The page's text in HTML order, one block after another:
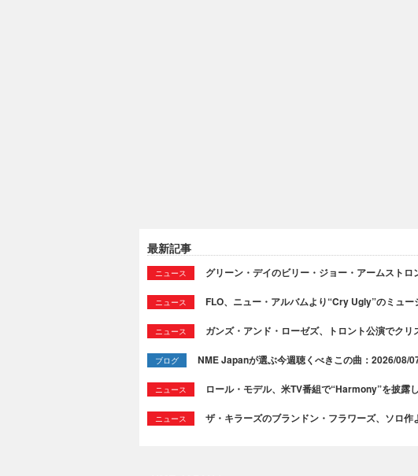
最新記事
ニュース グリーン・デイのビリー・ジョー・アームスト
ニュース FLO、ニュー・アルバムより“Cry Ugly”のミュー
ニュース ガンズ・アンド・ローゼズ、トロント公演でク
ブログ NME Japanが選ぶ今週聴くべきこの曲：2026/08/
ニュース ロール・モデル、米TV番組で“Harmony”を披露
ニュース ザ・キラーズのブランドン・フラワーズ、ソロ